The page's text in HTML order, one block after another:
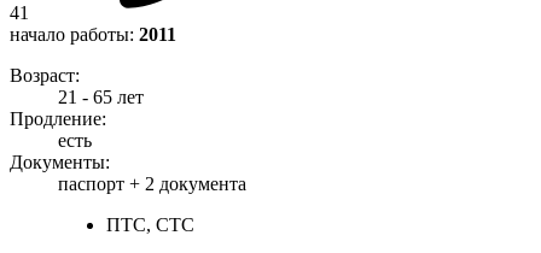
41
начало работы: 2011
Возраст:
21 - 65 лет
Продление:
есть
Документы:
паспорт + 2 документа
ПТС, СТС